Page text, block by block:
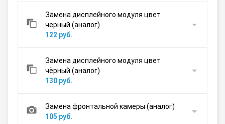
Замена дисплейного модуля цвет
черный (аналог)
122 руб.
Замена дисплейного модуля цвет
чёрный (аналог)
130 руб.
Замена фронтальной камеры (аналог)
105 руб.